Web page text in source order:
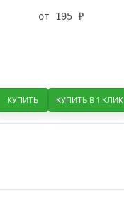
от 195 ₽
КУПИТЬ КУПИТЬ В 1 КЛИК